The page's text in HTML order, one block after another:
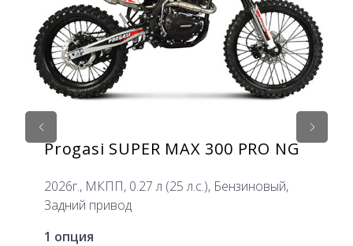
Progasi SUPER MAX 300 PRO NG
2026г., МКПП, 0.27 л (25 л.с.), Бензиновый,
Задний привод
1 опция